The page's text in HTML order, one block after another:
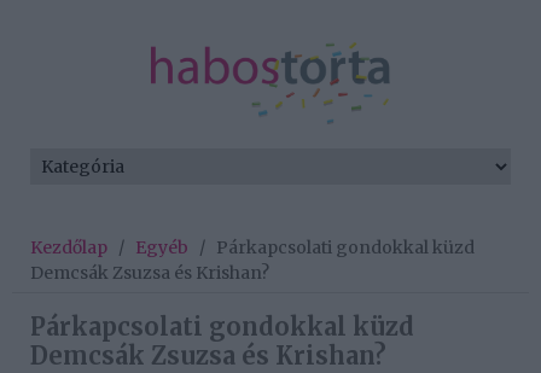
Kezdőlap / Egyéb / Párkapcsolati gondokkal küzd
Demcsák Zsuzsa és Krishan?
Párkapcsolati gondokkal küzd
Demcsák Zsuzsa és Krishan?